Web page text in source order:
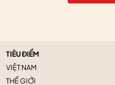
TIÊU ĐIỂM
VIỆT NAM
THẾ GIỚI